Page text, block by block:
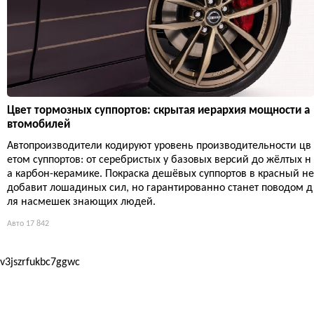
Цвет тормозных суппортов: скрытая иерархия мощности а
втомобилей
Автопроизводители кодируют уровень производительности цв
етом суппортов: от серебристых у базовых версий до жёлтых н
а карбон-керамике. Покраска дешёвых суппортов в красный не
добавит лошадиных сил, но гарантированно станет поводом д
ля насмешек знающих людей.
Авто 17 842
v3jszrfukbc7ggwc